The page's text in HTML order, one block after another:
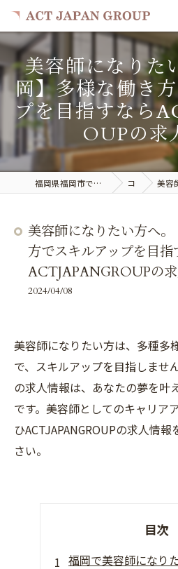
美容師になりた
岡】多様な働き
プを目指すなら
OUPの求
福岡県福岡市で美容室の求人ならACT JAPAN GROUP コラム 美容師になりた
美容師になりたい方へ
方でスキルアップを目指
ACTJAPANGROUPの
2024/04/08
美容師になりたい方は、多種多
で、スキルアップを目指しませ
の求人情報は、あなたの夢を叶
です。美容師としてのキャリア
ひACTJAPANGROUPの求人情
さい。
目次
福岡で美容師になり